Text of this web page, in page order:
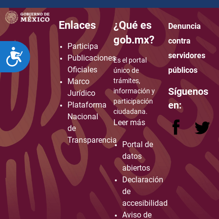
ACCESIBILIDAD
how to embed google map in website
Enlaces
Participa
Publicaciones
Oficiales
Marco
Jurídico
Plataforma
Nacional
de
Transparencia
¿Qué es
gob.mx?
Es el portal
único de
trámites,
información y
participación
ciudadana.
Leer más
Portal de
datos
abiertos
Declaración
de
accesibilidad
Aviso de
Denuncia
contra
servidores
públicos
Síguenos
en: